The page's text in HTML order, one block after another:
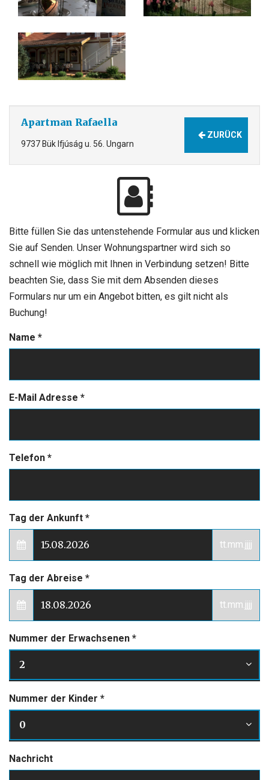
Apartman Rafaella
9737 Bük Ifjúság u. 56. Ungarn
ZURÜCK
Bitte füllen Sie das untenstehende Formular aus und klicken
Sie auf Senden. Unser Wohnungspartner wird sich so
schnell wie möglich mit Ihnen in Verbindung setzen! Bitte
beachten Sie, dass Sie mit dem Absenden dieses
Formulars nur um ein Angebot bitten, es gilt nicht als
Buchung!
Name *
E-Mail Adresse *
Telefon *
Tag der Ankunft *
tt.mm.jjjj
Tag der Abreise *
tt.mm.jjjj
Nummer der Erwachsenen *
2
Nummer der Kinder *
0
Nachricht